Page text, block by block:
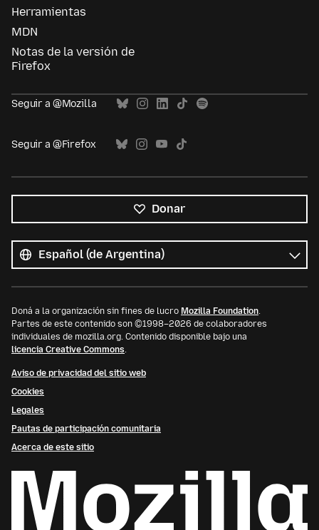
Herramientas
MDN
Notas de la versión de
Firefox
Seguir a @Mozilla
Seguir a @Firefox
Donar
los
idiomas
Idioma
Doná a la organización sin fines de lucro Mozilla Foundation.
Partes de este contenido son ©1998–2026 de colaboradores
individuales de mozilla.org. Contenido disponible bajo una
licencia Creative Commons.
Aviso de privacidad del sitio web
Cookies
Legales
Pautas de participación comunitaria
Acerca de este sitio